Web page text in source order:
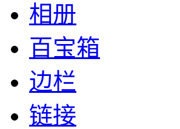
相册
百宝箱
边栏
链接